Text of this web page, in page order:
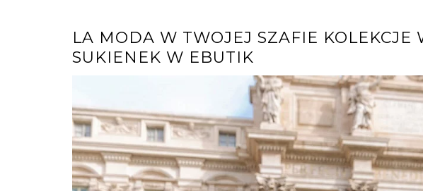
LA MODA W TWOJEJ SZAFIE KOLEKCJE
SUKIENEK W EBUTIK